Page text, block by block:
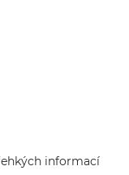
informací